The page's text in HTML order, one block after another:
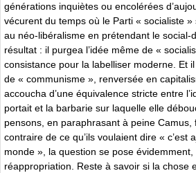
générations inquiètes ou encolérées
vécurent du temps où le Parti « socialiste
au néo-libéralisme en prétendant le social-
résultat : il purgea l’idée même de «
consistance pour la labelliser moderne. Et
de « communisme », renversée en
accoucha d’une équivalence stricte entre
portait et la barbarie sur laquelle elle
pensons, en paraphrasant à peine Camus,
contraire de ce qu’ils voulaient dire « c’est
monde », la question se pose
réappropriation. Reste à savoir si la chose